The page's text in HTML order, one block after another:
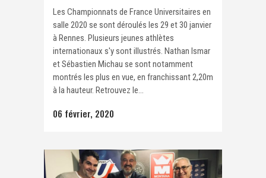
Les Championnats de France Universitaires en
salle 2020 se sont déroulés les 29 et 30 janvier
à Rennes. Plusieurs jeunes athlètes
internationaux s'y sont illustrés. Nathan Ismar
et Sébastien Michau se sont notamment
montrés les plus en vue, en franchissant 2,20m
à la hauteur. Retrouvez le...
06 février, 2020